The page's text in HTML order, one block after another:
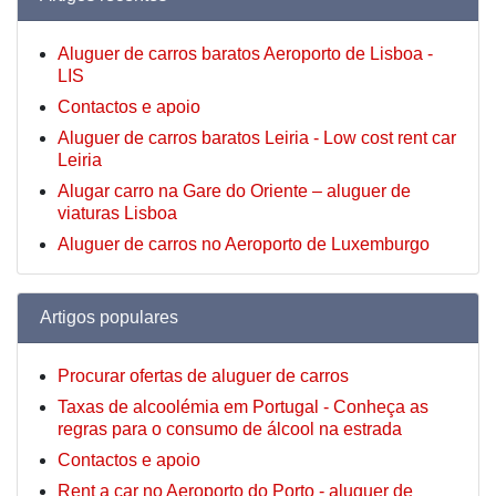
Aluguer de carros baratos Aeroporto de Lisboa -
LIS
Contactos e apoio
Aluguer de carros baratos Leiria - Low cost rent car
Leiria
Alugar carro na Gare do Oriente – aluguer de
viaturas Lisboa
Aluguer de carros no Aeroporto de Luxemburgo
Artigos populares
Procurar ofertas de aluguer de carros
Taxas de alcoolémia em Portugal - Conheça as
regras para o consumo de álcool na estrada
Contactos e apoio
Rent a car no Aeroporto do Porto - aluguer de